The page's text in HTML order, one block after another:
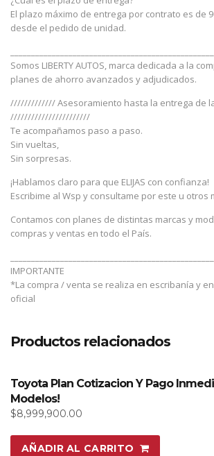
El plazo máximo de entrega por contrato es de
desde el pedido de unidad.
Somos LIBERTY AUTOS, marca dedicada a la
planes de ahorro avanzados y adjudicados.
///////////// Asesoramiento hasta la entrega de
///////////////////////
Te acompañamos paso a paso.
Sin vueltas,
Sin sorpresas.
¡Hablamos claro para que ELIJAS con confianza!
Escribime al Wsp y consultame por este u otros
Contamos con planes de distintas marcas y
compras y ventas en todo el País.
IMPORTANTE
*La compra / venta se realiza en escribanía y
oficial
Productos relacionados
Toyota Plan Cotizacion Y Pago
Modelos!
$8,999,900.00
AÑADIR AL CARRITO